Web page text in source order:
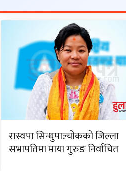
रास्वपा सिन्धुपाल्चोकको जिल्ला
सभापतिमा माया गुरुङ निर्वाचित